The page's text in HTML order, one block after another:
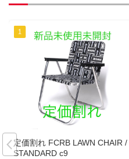
定価割れ FCRB LAWN CHAIR /
STANDARD c9